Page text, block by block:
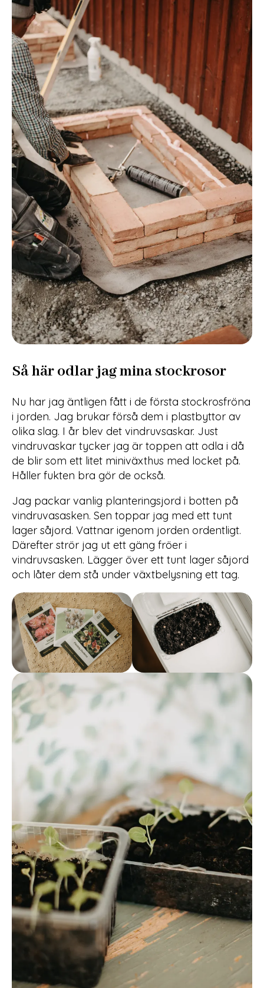
Så här odlar jag mina stockrosor
Nu har jag äntligen fått i de första stockrosfröna
i jorden. Jag brukar förså dem i plastbyttor av
olika slag. I år blev det vindruvsaskar. Just
vindruvaskar tycker jag är toppen att odla i då
de blir som ett litet miniväxthus med locket på.
Håller fukten bra gör de också.
Jag packar vanlig planteringsjord i botten på
vindruvasasken. Sen toppar jag med ett tunt
lager såjord. Vattnar igenom jorden ordentligt.
Därefter strör jag ut ett gäng fröer i
vindruvsasken. Lägger över ett tunt lager såjord
och låter dem stå under växtbelysning ett tag.